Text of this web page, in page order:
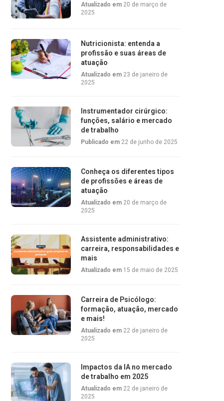
Atualizado em 20 de março de
2025
Nutricionista: entenda a
profissão e suas áreas de
atuação
Atualizado em 23 de janeiro de
2025
Instrumentador cirúrgico:
funções, salário e mercado
de trabalho
Publicado em 22 de junho de 2025
Conheça os diferentes tipos
de profissões e áreas de
atuação
Atualizado em 20 de março de
2025
Assistente administrativo:
carreira, responsabilidades e
mais
Atualizado em 15 de maio de 2025
Carreira de Psicólogo:
formação, atuação, mercado
e mais!
Atualizado em 22 de janeiro de
2025
Impactos da IA no mercado
de trabalho em 2025
Atualizado em 22 de janeiro de
2025